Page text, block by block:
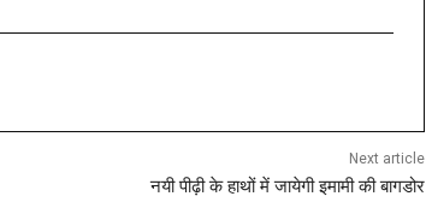
Next article
नयी पीढ़ी के हाथों में जायेगी इमामी की बागडोर